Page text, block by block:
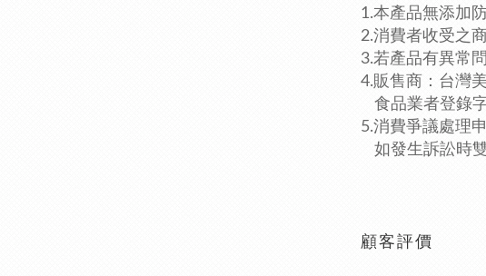
1.本產品無添加
2.消費者收受之
3.若產品有異常
4.販售商：台灣
食品業者登錄
5.消費爭議處理
如發生訴訟時
顧客評價